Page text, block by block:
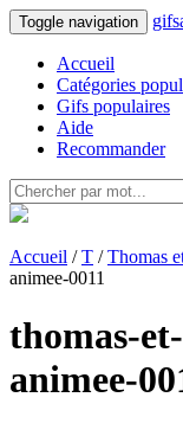
Toggle navigation
Accueil
Catégories
Gifs populaires
Aide
Recommander
Accueil /T /Thomas
animee-0011
thomas-
animee-